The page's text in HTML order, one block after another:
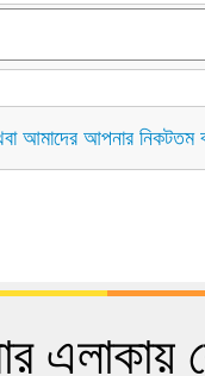
আমাদের আপনার নিকটতম
এলাকায়